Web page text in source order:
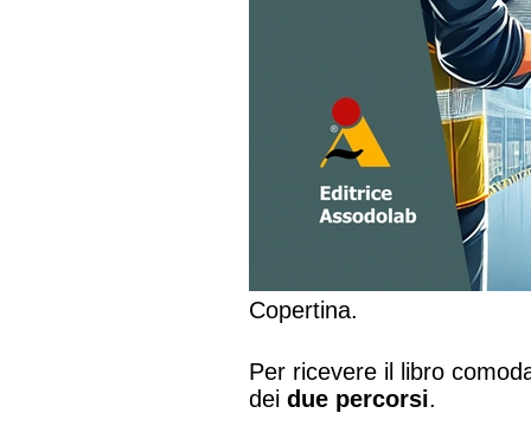
Copertina.
Per ricevere il libro
dei due percorsi.